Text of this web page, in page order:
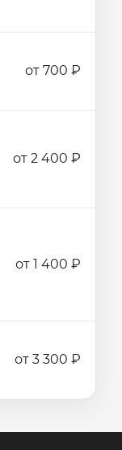
от 700 ₽
от 2 400 ₽
от 1 400 ₽
от 3 300 ₽